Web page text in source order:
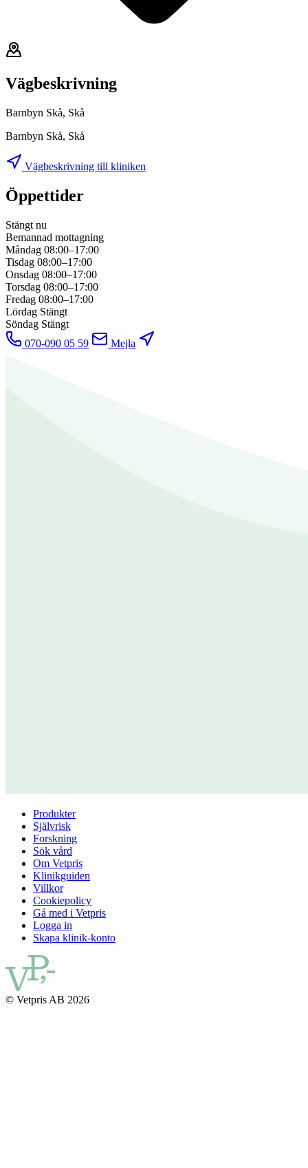
Vägbeskrivning
Barnbyn Skå, Skå
Barnbyn Skå, Skå
Vägbeskrivning till kliniken
Öppettider
Stängt nu
Bemannad mottagning
Måndag 08:00–17:00
Tisdag 08:00–17:00
Onsdag 08:00–17:00
Torsdag 08:00–17:00
Fredag 08:00–17:00
Lördag Stängt
Söndag Stängt
070-090 05 59
Mejla
Produkter
Självrisk
Forskning
Sök vård
Om Vetpris
Klinikguiden
Villkor
Cookiepolicy
Gå med i Vetpris
Logga in
Skapa klinik-konto
© Vetpris AB 2026